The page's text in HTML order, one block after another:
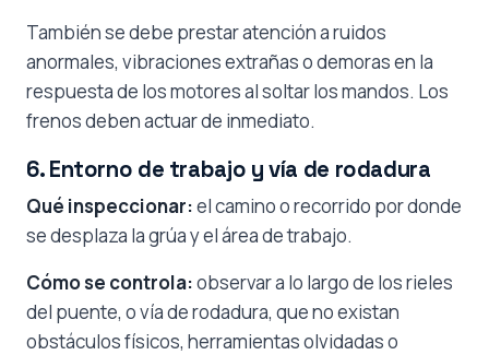
También se debe prestar atención a ruidos
anormales, vibraciones extrañas o demoras en la
respuesta de los motores al soltar los mandos. Los
frenos deben actuar de inmediato.
6. Entorno de trabajo y vía de rodadura
Qué inspeccionar:el camino o recorrido por donde
se desplaza la grúa y el área de trabajo.
Cómo se controla:observar a lo largo de los rieles
del puente, o vía de rodadura, que no existan
obstáculos físicos, herramientas olvidadas o